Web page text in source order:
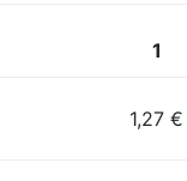
1
1,27 €